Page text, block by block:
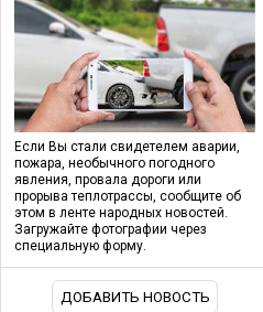
Если Вы стали свидетелем аварии,
пожара, необычного погодного
явления, провала дороги или
прорыва теплотрассы, сообщите об
этом в ленте народных новостей.
Загружайте фотографии через
специальную форму.
ДОБАВИТЬ НОВОСТЬ